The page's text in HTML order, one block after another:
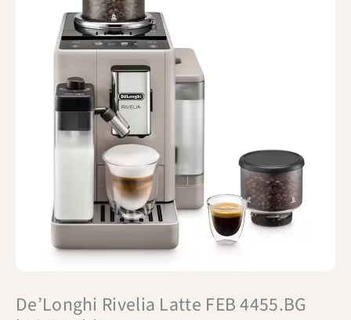
De’Longhi Rivelia Latte FEB 4455.BG